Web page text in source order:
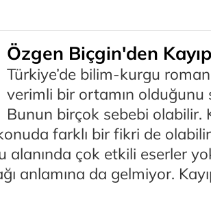
Özgen Biçgin'den
Türkiye’de bilim-kurgu
verimli bir ortamın olduğunu
Bunun birçok sebebi olabilir.
farklı bir fikri de
alanında çok etkili eserler
anlamına da gelmiyor.